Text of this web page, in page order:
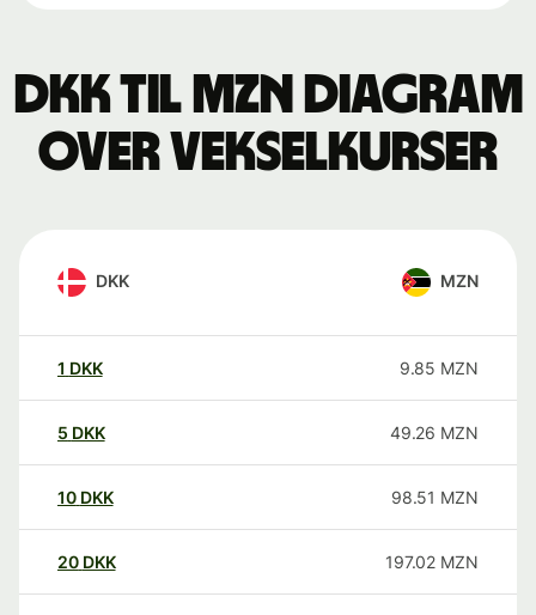
DKK til MZN Diagram
over vekselkurser
DKK MZN
1 DKK 9.85 MZN
5 DKK 49.26 MZN
10 DKK 98.51 MZN
20 DKK 197.02 MZN